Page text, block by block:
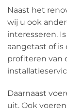
Naast het
wij u ook
interesseren.
aangetast of
profiteren van
Daarnaast
uit. Ook